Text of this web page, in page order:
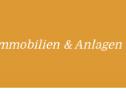
& Anlagen